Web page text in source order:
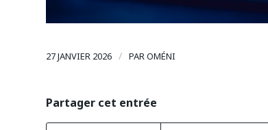
27 JANVIER 2026 / PAROMÉNI
Partager cet entrée